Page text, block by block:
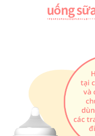
uống